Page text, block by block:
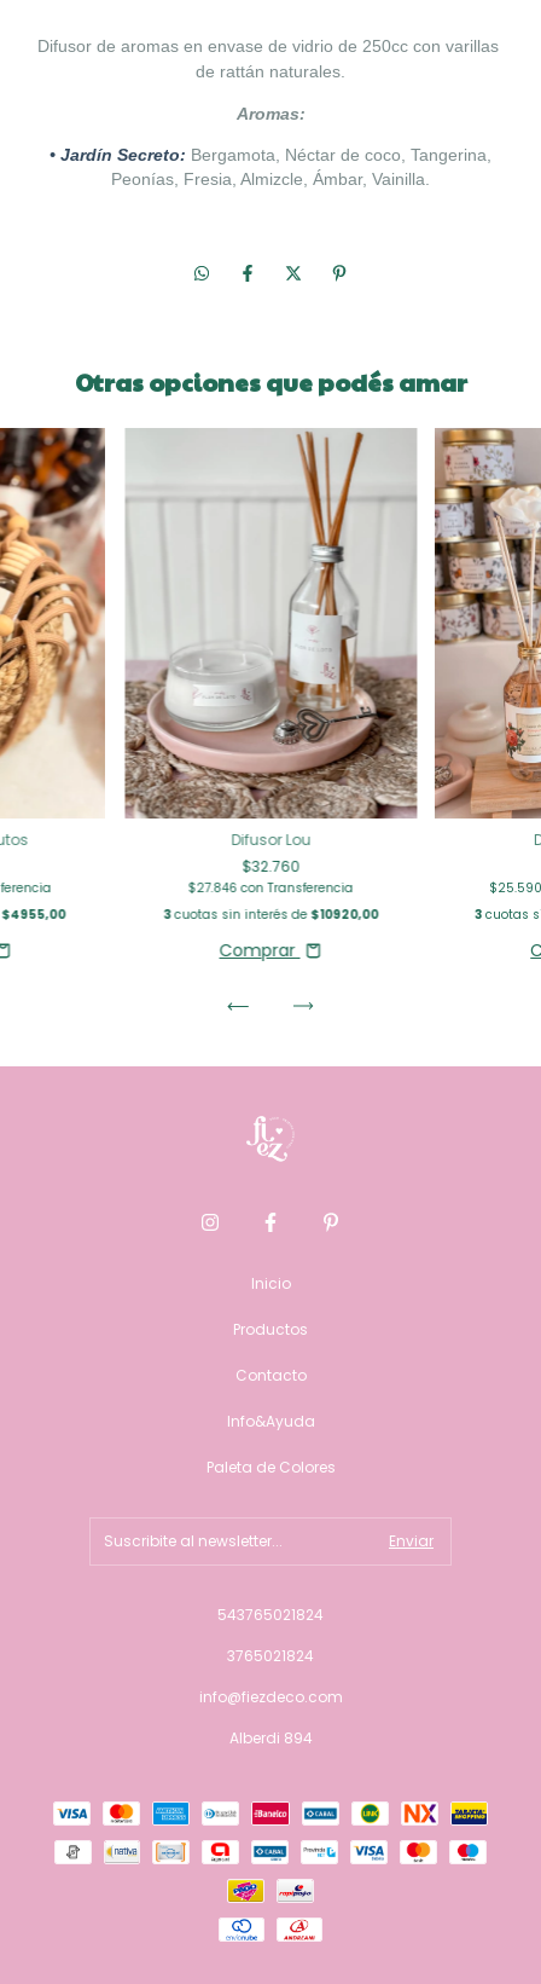
Difusor de aromas en envase de vidrio de 250cc con varillas
de rattán naturales.
Aromas:
• Jardín Secreto: Bergamota, Néctar de coco, Tangerina,
Peonías, Fresia, Almizcle, Ámbar, Vainilla.
Otras opciones que podés amar
$4955,00
Difusor Lou
$32.760
$27.846con Transferencia
3cuotas sin interés de$10920,00
Comprar
3 cuotas
Inicio
Productos
Contacto
Info&Ayuda
Paleta de Colores
543765021824
3765021824
info@fiezdeco.com
Alberdi 894